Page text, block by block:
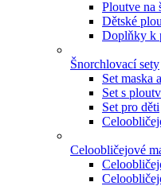
Ploutve na
Dětské
Doplňky k
Šnorchlovací sety
Set maska
Set s
Set pro děti
Celoobličejové